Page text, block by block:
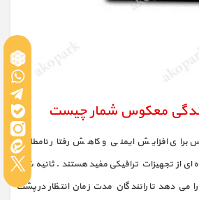
معکوس شمار چیست
افزایش ایمنی و کاهش رفتار نامطلوب
ای از تجهیزات ترافیکی مفید هستند . ثانیه شمار
می دهد تا رانندگان مدت زمان انتظار در پشت